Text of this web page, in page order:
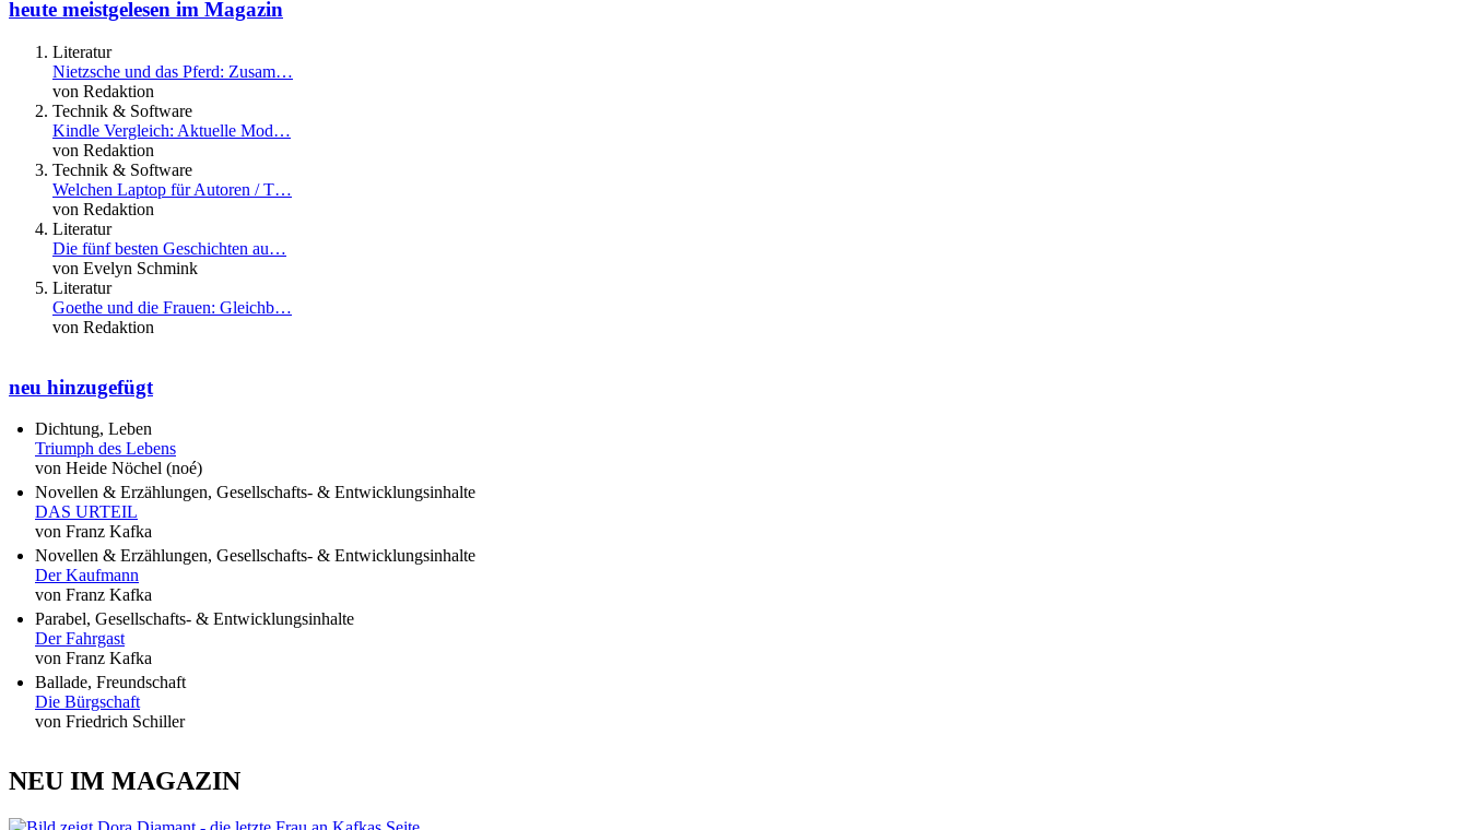
heute meistgelesen im Magazin
Literatur
Nietzsche und das Pferd: Zusam…
von Redaktion
Technik & Software
Kindle Vergleich: Aktuelle Mod…
von Redaktion
Technik & Software
Welchen Laptop für Autoren / T…
von Redaktion
Literatur
Die fünf besten Geschichten au…
von Evelyn Schmink
Literatur
Goethe und die Frauen: Gleichb…
von Redaktion
neu hinzugefügt
Dichtung, Leben
Triumph des Lebens
von Heide Nöchel (noé)
Novellen & Erzählungen, Gesellschafts- & Entwicklungsinhalte
DAS URTEIL
von Franz Kafka
Novellen & Erzählungen, Gesellschafts- & Entwicklungsinhalte
Der Kaufmann
von Franz Kafka
Parabel, Gesellschafts- & Entwicklungsinhalte
Der Fahrgast
von Franz Kafka
Ballade, Freundschaft
Die Bürgschaft
von Friedrich Schiller
NEU IM MAGAZIN